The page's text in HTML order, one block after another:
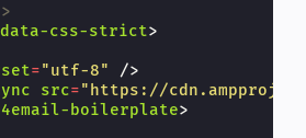
data-css-strict>
="utf-8"
/>
src="https://
boilerplate>